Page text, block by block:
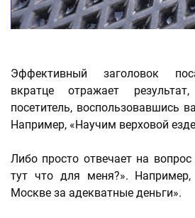
Эффективный заголовок
вкратце отражает
посетитель, воспользовавшись
Например, «Научим верховой
Либо просто отвечает на вопрос
тут что для меня?».
Москве за адекватные деньги».